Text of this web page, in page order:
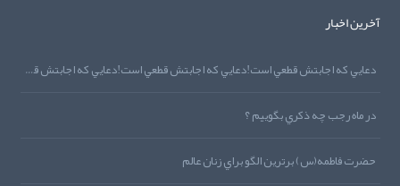
آخرین اخبار
دعايي که اجابتش قطعي است!دعايي که اجابتش قطعي است!دعايي که اجابتش قطعي است!
در ماه رجب چه ذکري بگوييم ؟
حضرت فاطمه(س) برترين الگو براي زنان عالم